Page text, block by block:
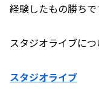
経験したもの勝ちで
スタジオライブに
スタジオライブ